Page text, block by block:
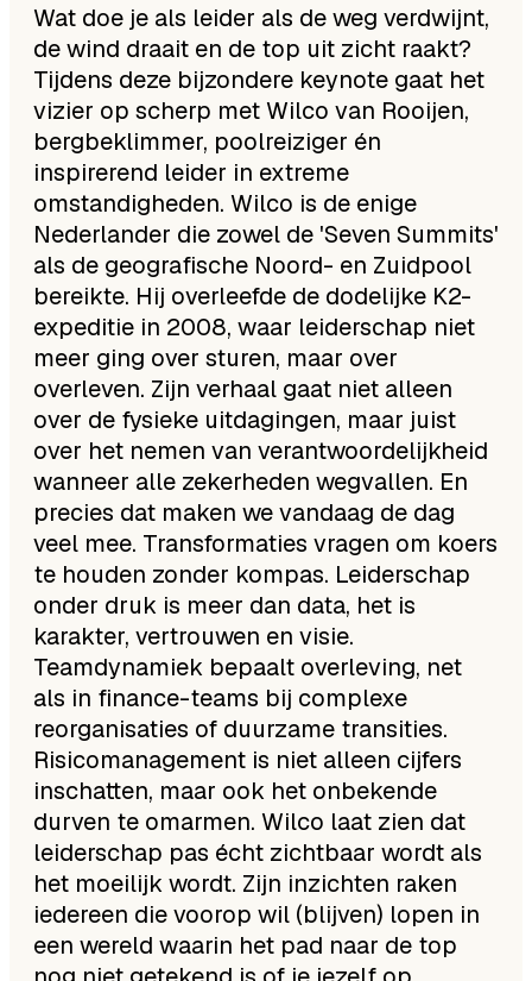
Wat doe je als leider als de weg verdwijnt,
de wind draait en de top uit zicht raakt?
Tijdens deze bijzondere keynote gaat het
vizier op scherp met Wilco van Rooijen,
bergbeklimmer, poolreiziger én
inspirerend leider in extreme
omstandigheden. Wilco is de enige
Nederlander die zowel de 'Seven Summits'
als de geografische Noord- en Zuidpool
bereikte. Hij overleefde de dodelijke K2-
expeditie in 2008, waar leiderschap niet
meer ging over sturen, maar over
overleven. Zijn verhaal gaat niet alleen
over de fysieke uitdagingen, maar juist
over het nemen van verantwoordelijkheid
wanneer alle zekerheden wegvallen. En
precies dat maken we vandaag de dag
veel mee. Transformaties vragen om koers
te houden zonder kompas. Leiderschap
onder druk is meer dan data, het is
karakter, vertrouwen en visie.
Teamdynamiek bepaalt overleving, net
als in finance-teams bij complexe
reorganisaties of duurzame transities.
Risicomanagement is niet alleen cijfers
inschatten, maar ook het onbekende
durven te omarmen. Wilco laat zien dat
leiderschap pas écht zichtbaar wordt als
het moeilijk wordt. Zijn inzichten raken
iedereen die voorop wil (blijven) lopen in
een wereld waarin het pad naar de top